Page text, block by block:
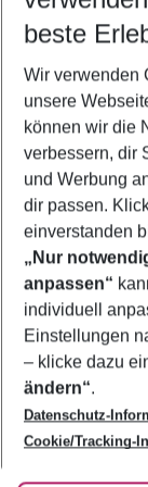
2
Footer
Footer
Über uns
AGB
Bestpreisgarantie
Cookie-
Cookie-
Barrierefreies
Folge uns
beste
Wir verwenden
unsere
können wir die
verbessern, dir
und Werbung
dir passen.
einverstanden
„Nur
anpassen“
individuell
Einstellungen
– klicke dazu
ändern“.
Datenschutz-
Cookie/Tracking-